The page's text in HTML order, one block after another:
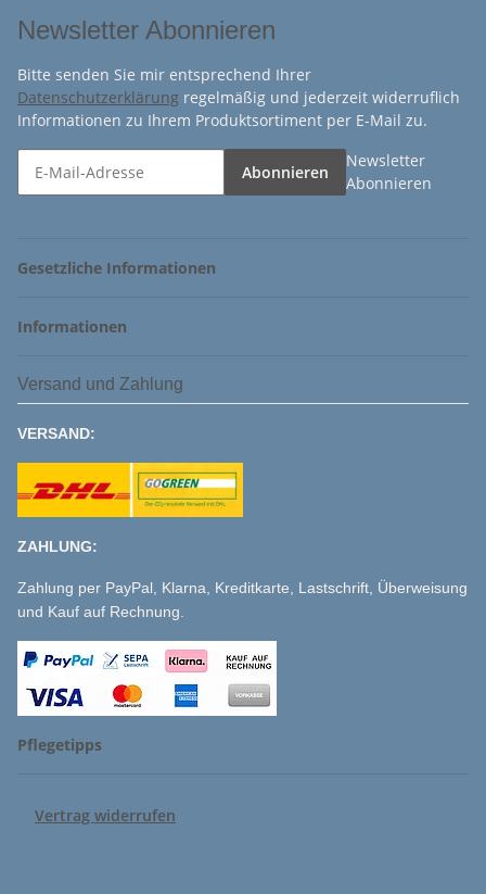
Newsletter Abonnieren
Bitte senden Sie mir entsprechend Ihrer
Datenschutzerklärung regelmäßig und jederzeit widerruflich
Informationen zu Ihrem Produktsortiment per E-Mail zu.
Abonnieren
Newsletter
Abonnieren
Gesetzliche Informationen
Informationen
Versand und Zahlung
VERSAND:
ZAHLUNG:
Zahlung per PayPal, Klarna, Kreditkarte, Lastschrift, Überweisung
und Kauf auf Rechnung.
Pflegetipps
Vertrag widerrufen